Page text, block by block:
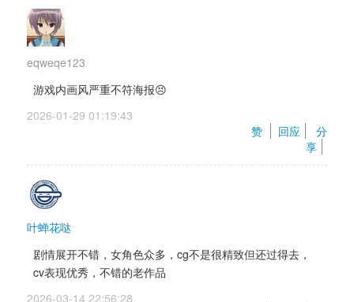
eqweqe123
游戏内画风严重不符海报😣
2026-01-29 01:19:43
赞
回应
分
享
叶蝉花哒
剧情展开不错，女角色众多，cg不是很精致但还过得去，
cv表现优秀，不错的老作品
2026-03-14 22:56:28